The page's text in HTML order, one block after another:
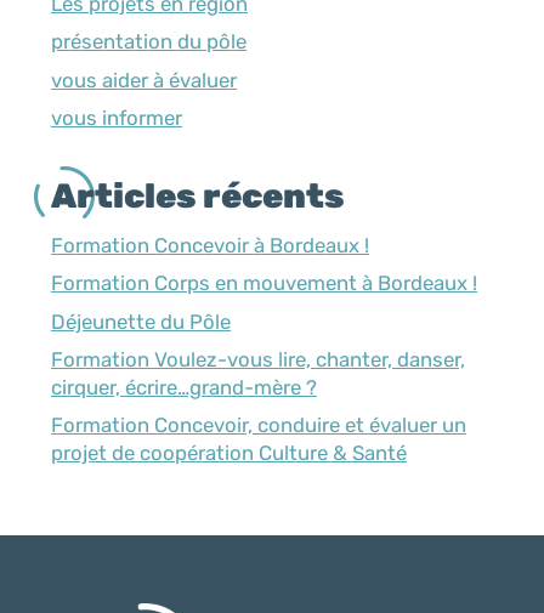
présentation du pôle
vous aider à évaluer
vous informer
Articles récents
Formation Concevoir à Bordeaux !
Formation Corps en mouvement à Bordeaux !
Déjeunette du Pôle
Formation Voulez-vous lire, chanter, danser,
cirquer, écrire…grand-mère ?
Formation Concevoir, conduire et évaluer un
projet de coopération Culture & Santé